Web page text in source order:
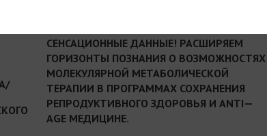
СЕНСАЦИОННЫЕ ДАННЫЕ! РАСШИРЯЕМ
ГОРИЗОНТЫ ПОЗНАНИЯ О ВОЗМОЖНОСТЯХ
МОЛЕКУЛЯРНОЙ МЕТАБОЛИЧЕСКОЙ
ТЕРАПИИ В ПРОГРАММАХ СОХРАНЕНИЯ
РЕПРОДУКТИВНОГО ЗДОРОВЬЯ И ANTI—
AGE МЕДИЦИНЕ.